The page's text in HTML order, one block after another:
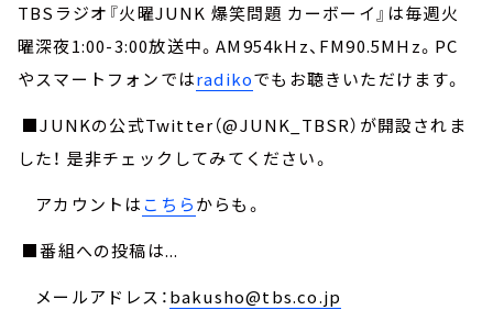
TBSラジオ『火曜JUNK 爆笑問題 カーボーイ』は毎週火
曜深夜1:00-3:00放送中。AM954kHz、FM90.5MHz。PC
やスマートフォンではradikoでもお聴きいただけます。
■JUNKの公式Twitter（@JUNK_TBSR）が開設されま
した！ 是非チェックしてみてください。
アカウントはこちらからも。
■番組への投稿は...
メールアドレス：bakusho@tbs.co.jp